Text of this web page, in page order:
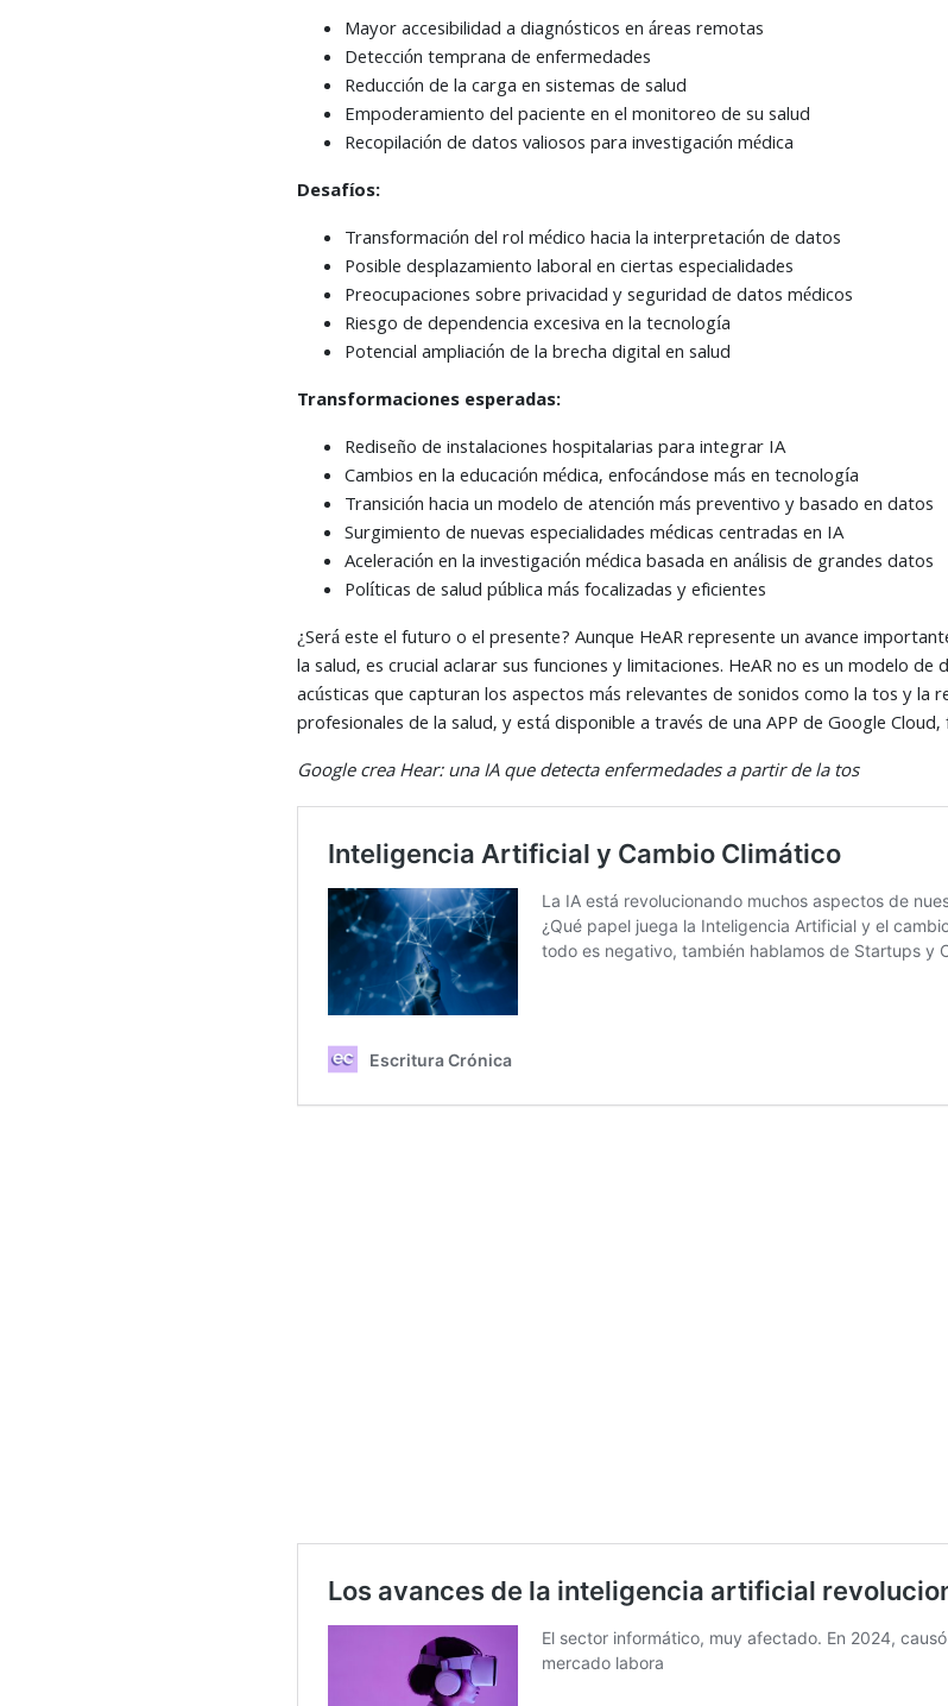
Mayor accesibilidad a diagnósticos en áreas remotas
Detección temprana de enfermedades
Reducción de la carga en sistemas de salud
Empoderamiento del paciente en el monitoreo de su salud
Recopilación de datos valiosos para investigación médica
Desafíos:
Transformación del rol médico hacia la interpretación de datos
Posible desplazamiento laboral en ciertas especialidades
Preocupaciones sobre privacidad y seguridad de datos médicos
Riesgo de dependencia excesiva en la tecnología
Potencial ampliación de la brecha digital en salud
Transformaciones esperadas:
Rediseño de instalaciones hospitalarias para integrar IA
Cambios en la educación médica, enfocándose más en tecnología
Transición hacia un modelo de atención más preventivo y basado en datos
Surgimiento de nuevas especialidades médicas centradas en IA
Aceleración en la investigación médica basada en análisis de grandes datos
Políticas de salud pública más focalizadas y eficientes
¿Será este el futuro o el presente? Aunque HeAR represente un avance
la salud, es crucial aclarar sus funciones y limitaciones. HeAR no es un modelo
acústicas que capturan los aspectos más relevantes de sonidos como la tos y
profesionales de la salud, y está disponible a través de una APP de Google
Google crea Hear: una IA que detecta enfermedades a partir de la tos